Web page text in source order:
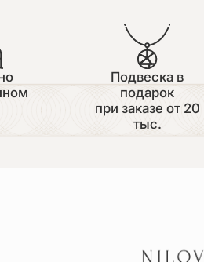
Подвеска в
подарок
при заказе от 20
тыс.